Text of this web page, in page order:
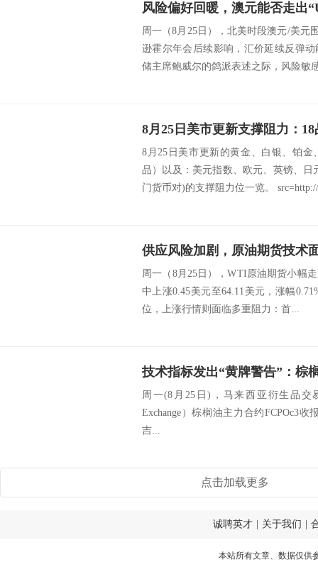
风险偏好回暖，澳元能否走出
周一（8月25日），北美时段澳元/美元
逊霍尔年会后续影响，汇价延续反弹
储主席鲍威尔的鸽派表述之际，风险敏
8月25日美市更新的黄金、白银、铂
品）以及：美元指数、欧元、英镑、
门货币对)的支撑阻力位一览。
供应风险加剧，原油期货技术
周一（8月25日），WTI原油期货小幅
中上涨0.45美元至64.11美元，涨幅
位，上涨行情则面临多重阻力：首...
周一(8月25日)，马来西亚衍生品交易
Exchange）棕榈油主力合约FCPOc3
吉...
点击加载更多
诚聘英才 关于我们
本站所有文章、数据仅供